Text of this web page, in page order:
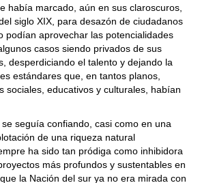
había marcado, aún en sus claroscuros,
siglo XIX, para desazón de ciudadanos
podían aprovechar las potencialidades
casos siendo privados de sus
desperdiciando el talento y dejando la
estándares que, en tantos planos,
sociales, educativos y culturales, habían
seguía confiando, casi como en una
de una riqueza natural
ha sido tan pródiga como inhibidora
más profundos y sustentables en
la Nación del sur ya no era mirada con